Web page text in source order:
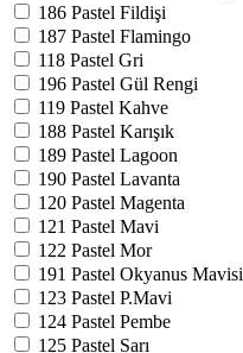
186 Pastel Fildişi
187 Pastel Flamingo
118 Pastel Gri
196 Pastel Gül Rengi
119 Pastel Kahve
188 Pastel Karışık
189 Pastel Lagoon
190 Pastel Lavanta
120 Pastel Magenta
121 Pastel Mavi
122 Pastel Mor
191 Pastel Okyanus Mavisi
123 Pastel P.Mavi
124 Pastel Pembe
125 Pastel Sarı